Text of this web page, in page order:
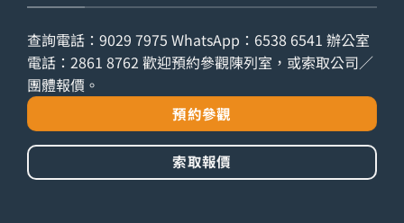
查詢電話： 9029 7975 WhatsApp： 6538 6541 辦公室
電話： 2861 8762 歡迎預約參觀陳列室，或索取公司／
團體報價。
預約參觀
索取報價